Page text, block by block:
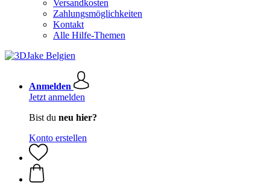
Versandkosten
Zahlungsmöglichkeiten
Kontakt
Alle Hilfe-Themen
Anmelden
Jetzt anmelden
Bist du neu hier?
Konto erstellen